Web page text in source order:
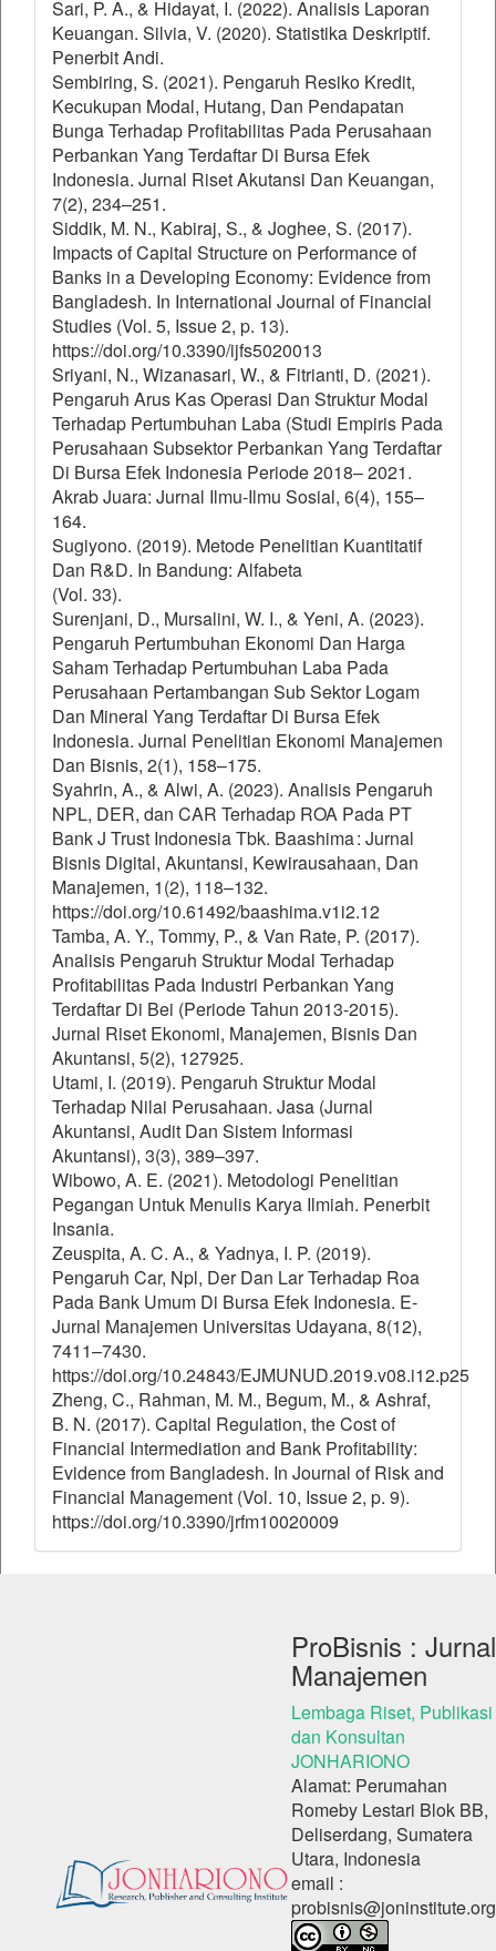
Sari, P. A., & Hidayat, I. (2022). Analisis Laporan
Keuangan. Silvia, V. (2020). Statistika Deskriptif.
Penerbit Andi.
Sembiring, S. (2021). Pengaruh Resiko Kredit,
Kecukupan Modal, Hutang, Dan Pendapatan
Bunga Terhadap Profitabilitas Pada Perusahaan
Perbankan Yang Terdaftar Di Bursa Efek
Indonesia. Jurnal Riset Akutansi Dan Keuangan,
7(2), 234–251.
Siddik, M. N., Kabiraj, S., & Joghee, S. (2017).
Impacts of Capital Structure on Performance of
Banks in a Developing Economy: Evidence from
Bangladesh. In International Journal of Financial
Studies (Vol. 5, Issue 2, p. 13).
https://doi.org/10.3390/ijfs5020013
Sriyani, N., Wizanasari, W., & Fitrianti, D. (2021).
Pengaruh Arus Kas Operasi Dan Struktur Modal
Terhadap Pertumbuhan Laba (Studi Empiris Pada
Perusahaan Subsektor Perbankan Yang Terdaftar
Di Bursa Efek Indonesia Periode 2018– 2021.
Akrab Juara: Jurnal Ilmu-Ilmu Sosial, 6(4), 155–
164.
Sugiyono. (2019). Metode Penelitian Kuantitatif
Dan R&D. In Bandung: Alfabeta
(Vol. 33).
Surenjani, D., Mursalini, W. I., & Yeni, A. (2023).
Pengaruh Pertumbuhan Ekonomi Dan Harga
Saham Terhadap Pertumbuhan Laba Pada
Perusahaan Pertambangan Sub Sektor Logam
Dan Mineral Yang Terdaftar Di Bursa Efek
Indonesia. Jurnal Penelitian Ekonomi Manajemen
Dan Bisnis, 2(1), 158–175.
Syahrin, A., & Alwi, A. (2023). Analisis Pengaruh
NPL, DER, dan CAR Terhadap ROA Pada PT
Bank J Trust Indonesia Tbk. Baashima : Jurnal
Bisnis Digital, Akuntansi, Kewirausahaan, Dan
Manajemen, 1(2), 118–132.
https://doi.org/10.61492/baashima.v1i2.12
Tamba, A. Y., Tommy, P., & Van Rate, P. (2017).
Analisis Pengaruh Struktur Modal Terhadap
Profitabilitas Pada Industri Perbankan Yang
Terdaftar Di Bei (Periode Tahun 2013-2015).
Jurnal Riset Ekonomi, Manajemen, Bisnis Dan
Akuntansi, 5(2), 127925.
Utami, I. (2019). Pengaruh Struktur Modal
Terhadap Nilai Perusahaan. Jasa (Jurnal
Akuntansi, Audit Dan Sistem Informasi
Akuntansi), 3(3), 389–397.
Wibowo, A. E. (2021). Metodologi Penelitian
Pegangan Untuk Menulis Karya Ilmiah. Penerbit
Insania.
Zeuspita, A. C. A., & Yadnya, I. P. (2019).
Pengaruh Car, Npl, Der Dan Lar Terhadap Roa
Pada Bank Umum Di Bursa Efek Indonesia. E-
Jurnal Manajemen Universitas Udayana, 8(12),
7411–7430.
https://doi.org/10.24843/EJMUNUD.2019.v08.i12.p25
Zheng, C., Rahman, M. M., Begum, M., & Ashraf,
B. N. (2017). Capital Regulation, the Cost of
Financial Intermediation and Bank Profitability:
Evidence from Bangladesh. In Journal of Risk and
Financial Management (Vol. 10, Issue 2, p. 9).
https://doi.org/10.3390/jrfm10020009
ProBisnis : Jurnal
Manajemen
Lembaga Riset, Publikasi
dan Konsultan
JONHARIONO
Alamat: Perumahan
Romeby Lestari Blok BB,
Deliserdang, Sumatera
Utara, Indonesia
email :
probisnis@joninstitute.org